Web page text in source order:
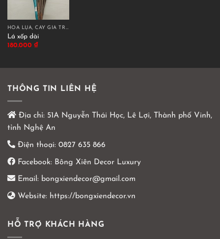
HOA LỤA, CÂY GIẢ TRANG TRÍ CAO CẤP
Lá xốp dài
180.000 ₫
THÔNG TIN LIÊN HỆ
Địa chỉ: 51A Nguyễn Thái Học, Lê Lợi, Thành phố Vinh,
tỉnh Nghệ An
Điện thoại: 0827 635 866
Facebook: Bông Xiên Decor Luxury
Email: bongxiendecor@gmail.com
Website: https://bongxiendecor.vn
HỖ TRỢ KHÁCH HÀNG